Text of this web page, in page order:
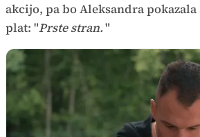
akcijo, pa bo Aleksandra
plat: "Prste stran."